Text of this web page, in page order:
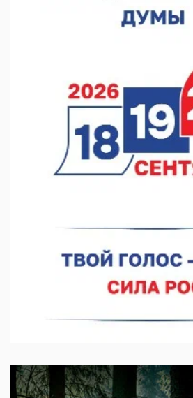
покраской телебашни
07.08.2026 11:20
В автобусах Арзамаса
07.08.2026 11:03